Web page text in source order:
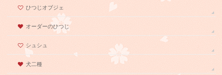
ひつじオブジェ
オーダーのひつじ
シュシュ
犬二種